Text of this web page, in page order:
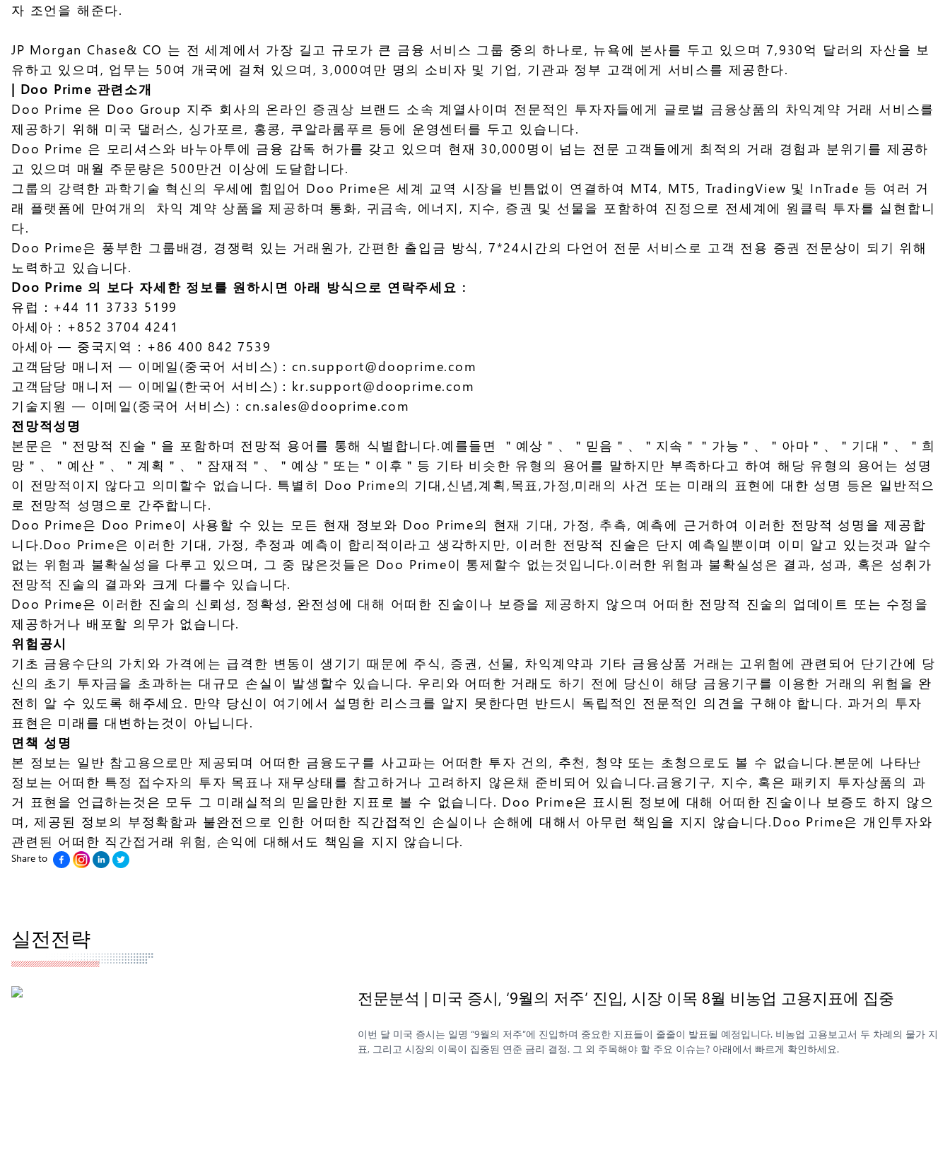
자 조언을 해준다.
JP Morgan Chase& CO 는 전 세계에서 가장 길고 규모가 큰 금융 서비스 그룹 중의 하나로, 뉴욕에 본사를 두고 있으며 7,930억 달러의 자산을 보
유하고 있으며, 업무는 50여 개국에 걸쳐 있으며, 3,000여만 명의 소비자 및 기업, 기관과 정부 고객에게 서비스를 제공한다.
| Doo Prime 관련소개
Doo Prime 은 Doo Group 지주 회사의 온라인 증권상 브랜드 소속 계열사이며 전문적인 투자자들에게 글로벌 금융상품의 차익계약 거래 서비스를
제공하기 위해 미국 댈러스, 싱가포르, 홍콩, 쿠알라룸푸르 등에 운영센터를 두고 있습니다.
Doo Prime 은 모리셔스와 바누아투에 금융 감독 허가를 갖고 있으며 현재 30,000명이 넘는 전문 고객들에게 최적의 거래 경험과 분위기를 제공하
고 있으며 매월 주문량은 500만건 이상에 도달합니다.
그룹의 강력한 과학기술 혁신의 우세에 힘입어 Doo Prime은 세계 교역 시장을 빈틈없이 연결하여 MT4, MT5, TradingView 및 InTrade 등 여러 거
래 플랫폼에 만여개의 차익 계약 상품을 제공하며 통화, 귀금속, 에너지, 지수, 증권 및 선물을 포함하여 진정으로 전세계에 원클릭 투자를 실현합니
다.
Doo Prime은 풍부한 그룹배경, 경쟁력 있는 거래원가, 간편한 출입금 방식, 7*24시간의 다언어 전문 서비스로 고객 전용 증권 전문상이 되기 위해
노력하고 있습니다.
Doo Prime 의 보다 자세한 정보를 원하시면 아래 방식으로 연락주세요 :
유럽：+44 11 3733 5199
아세아：+852 3704 4241
아세아 — 중국지역：+86 400 842 7539
고객담당 매니저 — 이메일(중국어 서비스)：cn.support@dooprime.com
고객담당 매니저 — 이메일(한국어 서비스)：kr.support@dooprime.com
기술지원 — 이메일(중국어 서비스)：cn.sales@dooprime.com
전망적성명
본문은 ＂전망적 진술＂을 포함하며 전망적 용어를 통해 식별합니다.예를들면 ＂예상＂、＂믿음＂、＂지속＂＂가능＂、＂아마＂、＂기대＂、＂희
망＂、＂예산＂、＂계획＂、＂잠재적＂、＂예상＂또는＂이후＂등 기타 비슷한 유형의 용어를 말하지만 부족하다고 하여 해당 유형의 용어는 성명
이 전망적이지 않다고 의미할수 없습니다. 특별히 Doo Prime의 기대,신념,계획,목표,가정,미래의 사건 또는 미래의 표현에 대한 성명 등은 일반적으
로 전망적 성명으로 간주합니다.
Doo Prime은 Doo Prime이 사용할 수 있는 모든 현재 정보와 Doo Prime의 현재 기대, 가정, 추측, 예측에 근거하여 이러한 전망적 성명을 제공합
니다.Doo Prime은 이러한 기대, 가정, 추정과 예측이 합리적이라고 생각하지만, 이러한 전망적 진술은 단지 예측일뿐이며 이미 알고 있는것과 알수
없는 위험과 불확실성을 다루고 있으며, 그 중 많은것들은 Doo Prime이 통제할수 없는것입니다.이러한 위험과 불확실성은 결과, 성과, 혹은 성취가
전망적 진술의 결과와 크게 다를수 있습니다.
Doo Prime은 이러한 진술의 신뢰성, 정확성, 완전성에 대해 어떠한 진술이나 보증을 제공하지 않으며 어떠한 전망적 진술의 업데이트 또는 수정을
제공하거나 배포할 의무가 없습니다.
위험공시
기초 금융수단의 가치와 가격에는 급격한 변동이 생기기 때문에 주식, 증권, 선물, 차익계약과 기타 금융상품 거래는 고위험에 관련되어 단기간에 당
신의 초기 투자금을 초과하는 대규모 손실이 발생할수 있습니다. 우리와 어떠한 거래도 하기 전에 당신이 해당 금융기구를 이용한 거래의 위험을 완
전히 알 수 있도록 해주세요. 만약 당신이 여기에서 설명한 리스크를 알지 못한다면 반드시 독립적인 전문적인 의견을 구해야 합니다. 과거의 투자
표현은 미래를 대변하는것이 아닙니다.
면책 성명
본 정보는 일반 참고용으로만 제공되며 어떠한 금융도구를 사고파는 어떠한 투자 건의, 추천, 청약 또는 초청으로도 볼 수 없습니다.본문에 나타난
정보는 어떠한 특정 접수자의 투자 목표나 재무상태를 참고하거나 고려하지 않은채 준비되어 있습니다.금융기구, 지수, 혹은 패키지 투자상품의 과
거 표현을 언급하는것은 모두 그 미래실적의 믿을만한 지표로 볼 수 없습니다. Doo Prime은 표시된 정보에 대해 어떠한 진술이나 보증도 하지 않으
며, 제공된 정보의 부정확함과 불완전으로 인한 어떠한 직간접적인 손실이나 손해에 대해서 아무런 책임을 지지 않습니다.Doo Prime은 개인투자와
관련된 어떠한 직간접거래 위험, 손익에 대해서도 책임을 지지 않습니다.
Share to
실전전략
전문분석 | 미국 증시, ‘9월의 저주’ 진입, 시장 이목 8월 비농업 고용지표에 집중
이번 달 미국 증시는 일명 “9월의 저주”에 진입하며 중요한 지표들이 줄줄이 발표될 예정입니다. 비농업 고용보고서 두 차례의 물가 지
표, 그리고 시장의 이목이 집중된 연준 금리 결정. 그 외 주목해야 할 주요 이슈는? 아래에서 빠르게 확인하세요.